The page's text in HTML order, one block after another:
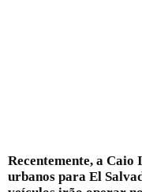
Recentemente, a
urbanos para El